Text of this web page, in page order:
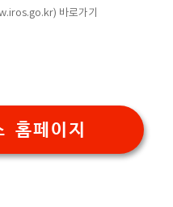
바로가기
홈페이지